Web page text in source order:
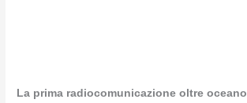
La prima radiocomunicazione oltre oceano